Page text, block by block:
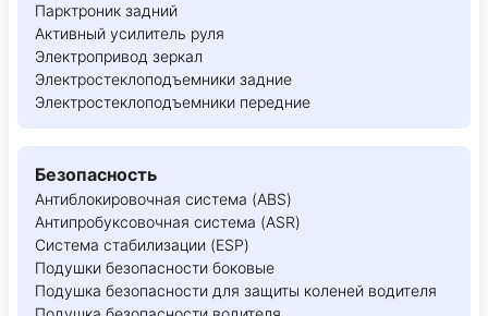
Парктроник задний
Активный усилитель руля
Электропривод зеркал
Электростеклоподъемники задние
Электростеклоподъемники передние
Безопасность
Антиблокировочная система (ABS)
Антипробуксовочная система (ASR)
Система стабилизации (ESP)
Подушки безопасности боковые
Подушка безопасности для защиты коленей водителя